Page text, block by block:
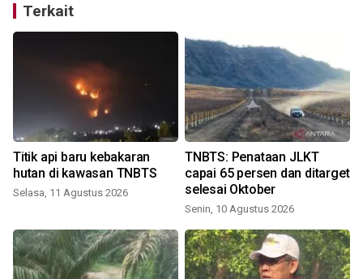
Terkait
Titik api baru kebakaran
hutan di kawasan TNBTS
Selasa, 11 Agustus 2026
TNBTS: Penataan JLKT
capai 65 persen dan ditarget
selesai Oktober
Senin, 10 Agustus 2026